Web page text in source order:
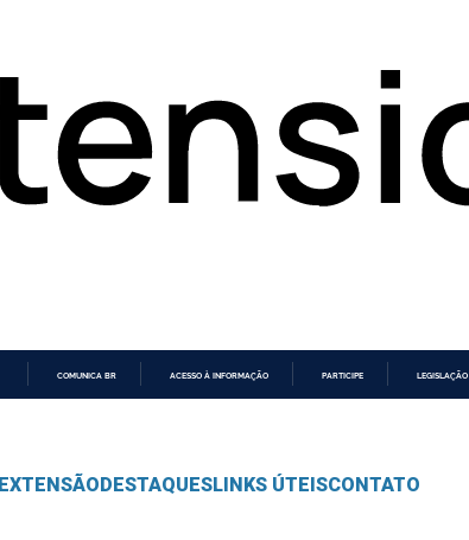
COMUNICA BR ACESSO À INFORMAÇÃO PARTICIPE LEGISLAÇÃO
EXTENSÃO DESTAQUESLINKS ÚTEISCONTATO